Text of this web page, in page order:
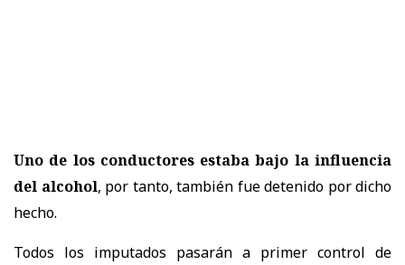
Uno de los conductores estaba bajo la influencia
del alcohol, por tanto, también fue detenido por dicho
hecho.
Todos los imputados pasarán a primer control de